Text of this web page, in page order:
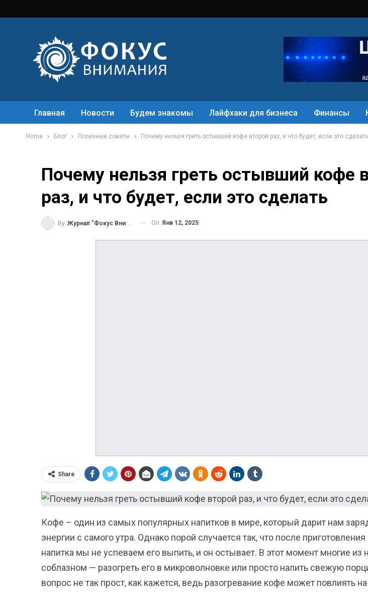
Главная Новости Будем знакомы Лайфхаки для бизнеса Финансы
Home Блог Полезные советы Почему нельзя греть остывший кофе второй раз, и что будет, если это сделать
Почему нельзя греть остывший кофе
раз, и что будет, если это сделать
By Журнал "Фокус Внимания" On Янв 12, 2025
Share
Кофе – один из самых популярных напитков в мире, который дарит нам
энергии с самого утра. Однако порой случается так, что после
напитка мы не успеваем его выпить, и он остывает. В этот момент многие из
соблазном — разогреть его в микроволновке или просто налить свежую
вопрос не так прост, как кажется, ведь разогревание кофе может повлиять